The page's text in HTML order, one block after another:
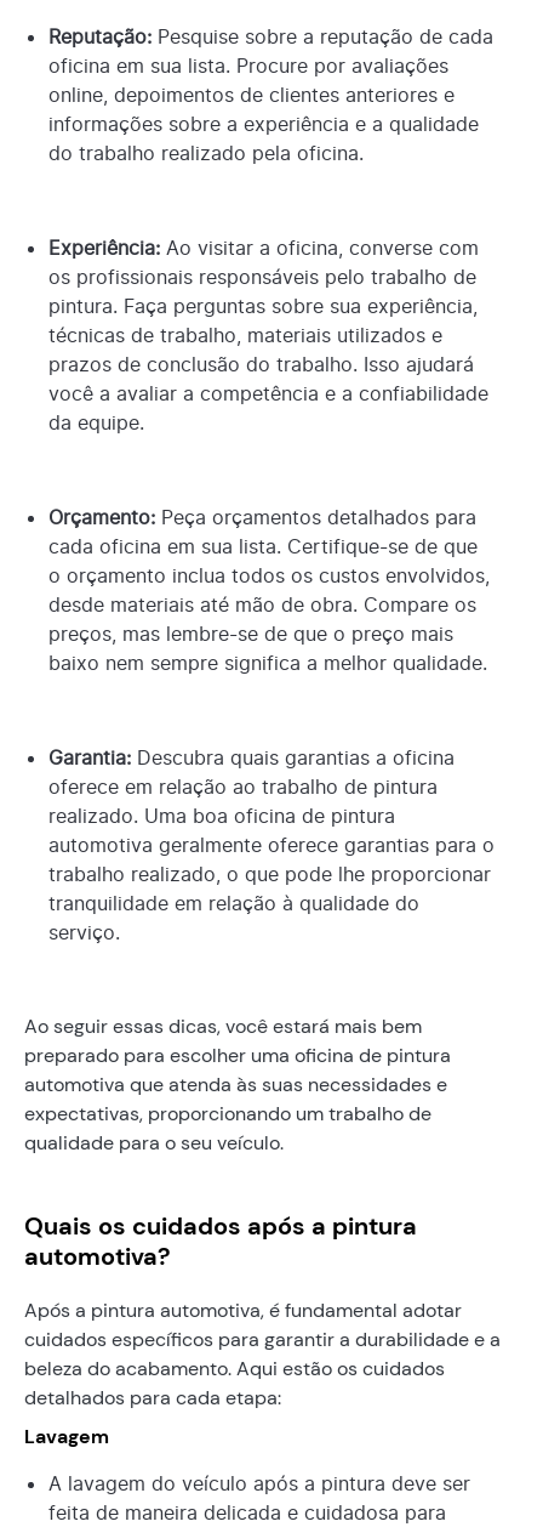
Reputação: Pesquise sobre a reputação de cada
oficina em sua lista. Procure por avaliações
online, depoimentos de clientes anteriores e
informações sobre a experiência e a qualidade
do trabalho realizado pela oficina.
Experiência: Ao visitar a oficina, converse com
os profissionais responsáveis pelo trabalho de
pintura. Faça perguntas sobre sua experiência,
técnicas de trabalho, materiais utilizados e
prazos de conclusão do trabalho. Isso ajudará
você a avaliar a competência e a confiabilidade
da equipe.
Orçamento: Peça orçamentos detalhados para
cada oficina em sua lista. Certifique-se de que
o orçamento inclua todos os custos envolvidos,
desde materiais até mão de obra. Compare os
preços, mas lembre-se de que o preço mais
baixo nem sempre significa a melhor qualidade.
Garantia: Descubra quais garantias a oficina
oferece em relação ao trabalho de pintura
realizado. Uma boa oficina de pintura
automotiva geralmente oferece garantias para o
trabalho realizado, o que pode lhe proporcionar
tranquilidade em relação à qualidade do
serviço.
Ao seguir essas dicas, você estará mais bem
preparado para escolher uma oficina de pintura
automotiva que atenda às suas necessidades e
expectativas, proporcionando um trabalho de
qualidade para o seu veículo.
Quais os cuidados após a pintura
automotiva?
Após a pintura automotiva, é fundamental adotar
cuidados específicos para garantir a durabilidade e a
beleza do acabamento. Aqui estão os cuidados
detalhados para cada etapa:
Lavagem
A lavagem do veículo após a pintura deve ser
feita de maneira delicada e cuidadosa para